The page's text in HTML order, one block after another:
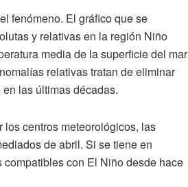
fenómeno. El gráfico que se
y relativas en la región Niño
media de la superficie del mar
relativas tratan de eliminar
las últimas décadas.
centros meteorológicos, las
de abril. Si se tiene en
con El Niño desde hace